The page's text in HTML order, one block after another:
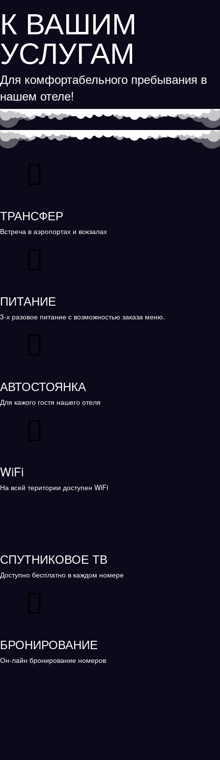
К ВАШИМ
УСЛУГАМ
Для комфортабельного пребывания в
нашем отеле!
ТРАНСФЕР
Встреча в аэропортах и вокзалах
ПИТАНИЕ
3-х разовое питание с возможностью заказа меню.
АВТОСТОЯНКА
Для кажого гостя нашего отеля
WiFi
На всей територии доступен WiFi
СПУТНИКОВОЕ ТВ
Доступно бесплатно в каждом номере
БРОНИРОВАНИЕ
Он-лайн бронирование номеров